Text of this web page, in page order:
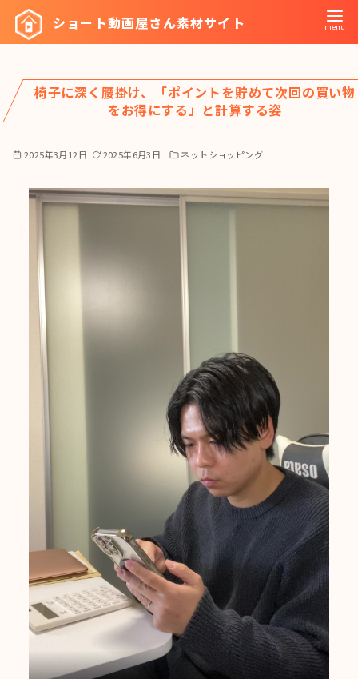
ツ
へ
ショート動画屋さん素材サイト
椅子に深く腰掛け、「ポイントを貯めて次回の買い物
をお得にする」と計算する姿
2025年3月12日 2025年6月3日 ネットショッピング